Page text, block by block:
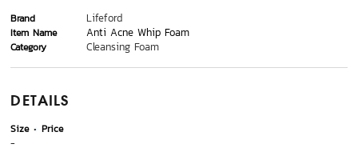
Brand Lifeford
Item Name Anti Acne Whip Foam
Category Cleansing Foam
DETAILS
Size
Price
-